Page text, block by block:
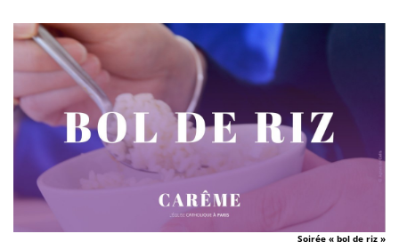
Soirée « bol de riz »